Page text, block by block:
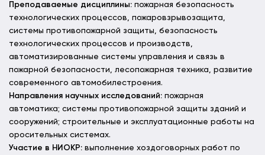
Преподаваемые дисциплины: пожарная безопасность
технологических процессов, пожаровзрывозащита,
системы противопожарной защиты, безопасность
технологических процессов и производств,
автоматизированные системы управления и связь в
пожарной безопасности, лесопожарная техника, развитие
современного автомобилестроения.
Направления научных исследований: пожарная
автоматика; системы противопожарной защиты зданий и
сооружений; строительные и эксплуатационные работы на
оросительных системах.
Участие в НИОКР: выполнение хоздоговорных работ по